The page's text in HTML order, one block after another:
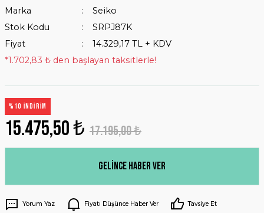
Marka
Seiko
Stok Kodu
SRPJ87K
Fiyat
14.329,17 TL + KDV
*1.702,83 ₺ den başlayan taksitlerle!
%10 İNDİRİM
15.475,50 ₺ 17.195,00 ₺
Gelince Haber Ver
Yorum Yaz Fiyatı Düşünce Haber Ver Tavsiye Et